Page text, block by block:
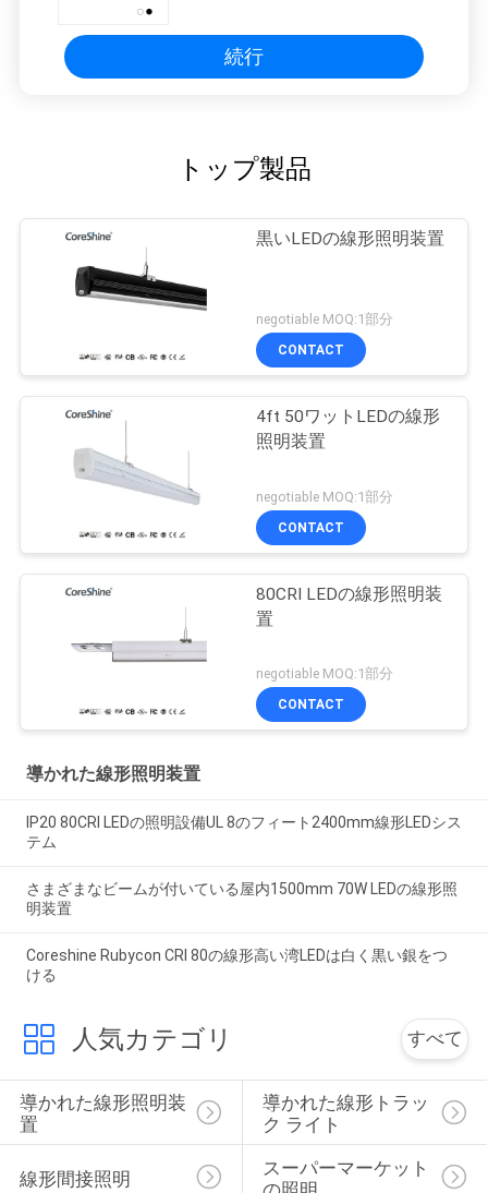
続行
トップ製品
黒いLEDの線形照明装置
negotiable MOQ:1部分
CONTACT
4ft 50ワットLEDの線形
照明装置
negotiable MOQ:1部分
CONTACT
80CRI LEDの線形照明装
置
negotiable MOQ:1部分
CONTACT
導かれた線形照明装置
IP20 80CRI LEDの照明設備UL 8のフィート2400mm線形LEDシス
テム
さまざまなビームが付いている屋内1500mm 70W LEDの線形照
明装置
Coreshine Rubycon CRI 80の線形高い湾LEDは白く黒い銀をつ
ける
人気カテゴリ すべて
導かれた線形照明装
置
導かれた線形トラッ
ク ライト
線形間接照明
スーパーマーケット